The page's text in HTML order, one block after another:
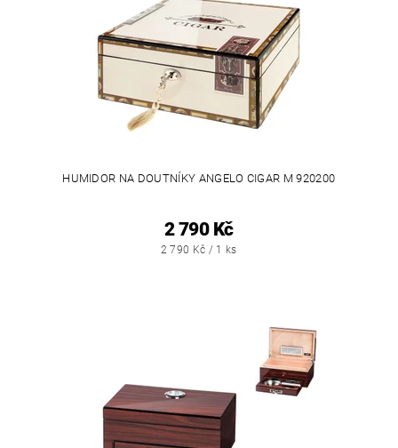
HUMIDOR NA DOUTNÍKY ANGELO CIGAR M 920200
2 790 Kč
2 790 Kč / 1 ks